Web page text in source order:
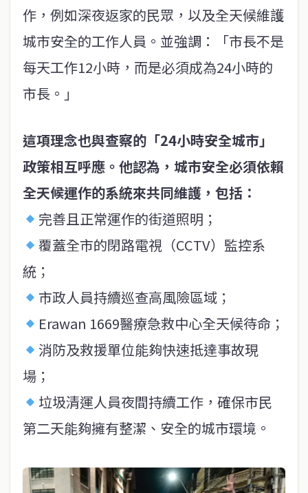
作，例如深夜返家的民眾，以及全天候維護
城市安全的工作人員。並強調：「市長不是
每天工作12小時，而是必須成為24小時的
市長。」
這項理念也與查察的「24小時安全城市」
政策相互呼應。他認為，城市安全必須依賴
全天候運作的系統來共同維護，包括：
完善且正常運作的街道照明；
覆蓋全市的閉路電視（CCTV）監控系
統；
市政人員持續巡查高風險區域；
Erawan 1669醫療急救中心全天候待命；
消防及救援單位能夠快速抵達事故現
場；
垃圾清運人員夜間持續工作，確保市民
第二天能夠擁有整潔、安全的城市環境。